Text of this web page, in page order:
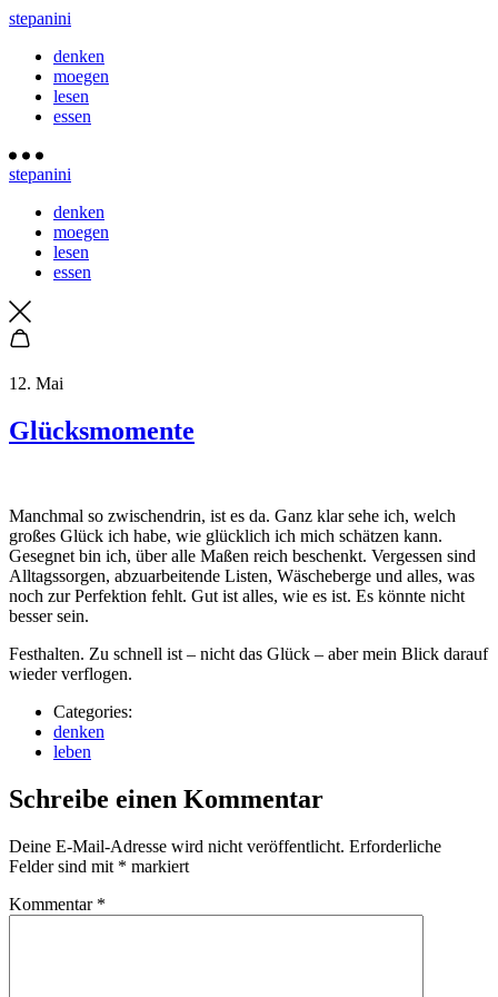
stepanini
denken
moegen
lesen
essen
stepanini
denken
moegen
lesen
essen
12. Mai
Glücksmomente
Manchmal so zwischendrin, ist es da. Ganz klar sehe ich, welch
großes Glück ich habe, wie glücklich ich mich schätzen kann.
Gesegnet bin ich, über alle Maßen reich beschenkt. Vergessen sind
Alltagssorgen, abzuarbeitende Listen, Wäscheberge und alles, was
noch zur Perfektion fehlt. Gut ist alles, wie es ist. Es könnte nicht
besser sein.
Festhalten. Zu schnell ist – nicht das Glück – aber mein Blick darauf
wieder verflogen.
Categories:
denken
leben
Schreibe einen Kommentar
Deine E-Mail-Adresse wird nicht veröffentlicht. Erforderliche
Felder sind mit * markiert
Kommentar *